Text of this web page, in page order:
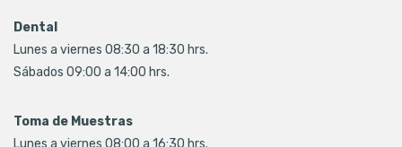
Dental
Lunes a viernes 08:30 a 18:30 hrs.
Sábados 09:00 a 14:00 hrs.
Toma de Muestras